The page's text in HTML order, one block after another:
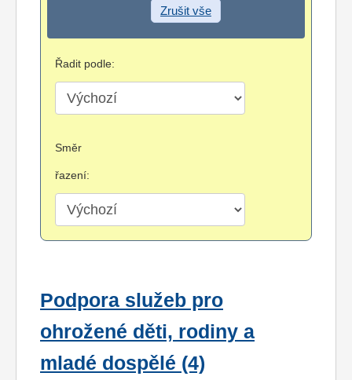
Zrušit vše
Řadit podle:
Směr
řazení:
Podpora služeb pro
ohrožené děti, rodiny a
mladé dospělé (4)